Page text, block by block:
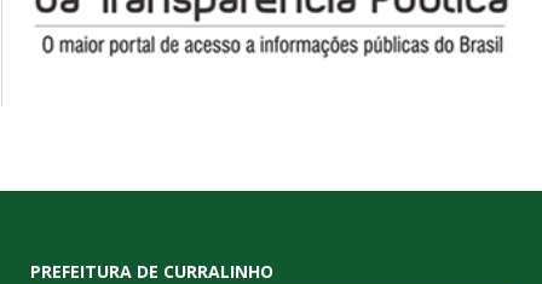
PREFEITURA DE CURRALINHO